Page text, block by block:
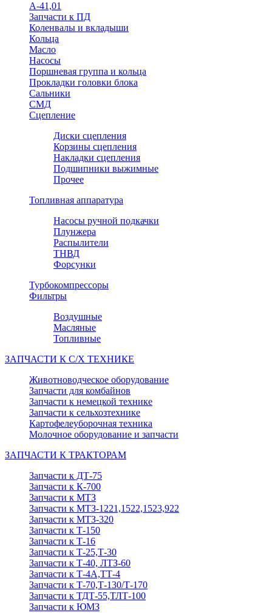
А-41,01
Запчасти к ПД
Коленвалы и вкладыши
Кольца
Масло
Насосы
Поршневая группа и кольца
Прокладки головки блока
Сальники
СМД
Сцепление
Диски сцепления
Корзины сцепления
Накладки сцепления
Подшипники выжимные
Прочее
Топливная аппаратура
Насосы ручной подкачки
Плунжера
Распылители
ТНВД
Форсунки
Турбокомпрессоры
Фильтры
Воздушные
Масляные
Топливные
ЗАПЧАСТИ К С/Х ТЕХНИКЕ
Животноводческое оборудование
Запчасти для комбайнов
Запчасти к немецкой технике
Запчасти к сельхозтехнике
Картофелеуборочная техника
Молочное оборудование и запчасти
ЗАПЧАСТИ К ТРАКТОРАМ
Запчасти к ДТ-75
Запчасти к К-700
Запчасти к МТЗ
Запчасти к МТЗ-1221,1522,1523,922
Запчасти к МТЗ-320
Запчасти к Т-150
Запчасти к Т-16
Запчасти к Т-25,Т-30
Запчасти к Т-40, ЛТЗ-60
Запчасти к Т-4А,ТТ-4
Запчасти к Т-70,Т-130/Т-170
Запчасти к ТДТ-55,ТЛТ-100
Запчасти к ЮМЗ